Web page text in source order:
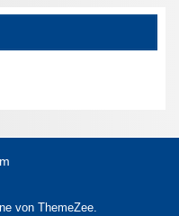
von ThemeZee.